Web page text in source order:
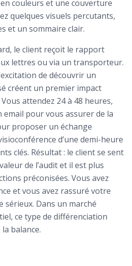
couleurs et une couverture
quelques visuels percutants,
et un sommaire clair.
le client reçoit le rapport
lettres ou via un transporteur.
de découvrir un
créent un premier impact
attendez 24 à 48 heures,
email pour vous assurer de la
proposer un échange
d’une demi-heure
clés. Résultat : le client se sent
de l’audit et il est plus
préconisées. Vous avez
et vous avez rassuré votre
Dans un marché
ce type de différenciation
balance.